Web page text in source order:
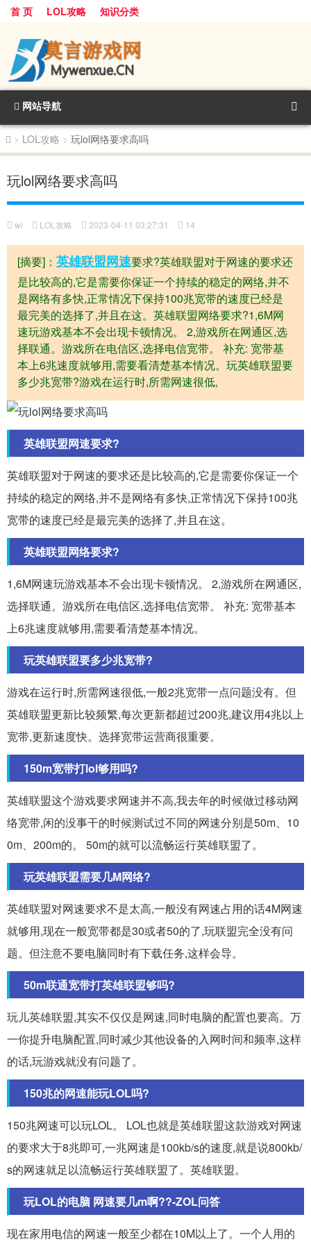
首 页 LOL攻略 知识分类
网站导航
> LOL攻略 > 玩lol网络要求高吗
玩lol网络要求高吗
wl LOL攻略 2023-04-11 03:27:31 14
[摘要]： 英雄联盟网速要求?英雄联盟对于网速的要求还
是比较高的,它是需要你保证一个持续的稳定的网络,并不
是网络有多快,正常情况下保持100兆宽带的速度已经是
最完美的选择了,并且在这。英雄联盟网络要求?1,6M网
速玩游戏基本不会出现卡顿情况。 2,游戏所在网通区,选
择联通。游戏所在电信区,选择电信宽带。 补充: 宽带基
本上6兆速度就够用,需要看清楚基本情况。玩英雄联盟要
多少兆宽带?游戏在运行时,所需网速很低,
英雄联盟网速要求?
英雄联盟对于网速的要求还是比较高的,它是需要你保证一个
持续的稳定的网络,并不是网络有多快,正常情况下保持100兆
宽带的速度已经是最完美的选择了,并且在这。
英雄联盟网络要求?
1,6M网速玩游戏基本不会出现卡顿情况。 2,游戏所在网通区,
选择联通。游戏所在电信区,选择电信宽带。 补充: 宽带基本
上6兆速度就够用,需要看清楚基本情况。
玩英雄联盟要多少兆宽带?
游戏在运行时,所需网速很低,一般2兆宽带一点问题没有。但
英雄联盟更新比较频繁,每次更新都超过200兆,建议用4兆以上
宽带,更新速度快。选择宽带运营商很重要。
150m宽带打lol够用吗?
英雄联盟这个游戏要求网速并不高,我去年的时候做过移动网
络宽带,闲的没事干的时候测试过不同的网速分别是50m、10
0m、200m的。 50m的就可以流畅运行英雄联盟了。
玩英雄联盟需要几M网络?
英雄联盟对网速要求不是太高,一般没有网速占用的话4M网速
就够用,现在一般宽带都是30或者50的了,玩联盟完全没有问
题。但注意不要电脑同时有下载任务,这样会导。
50m联通宽带打英雄联盟够吗?
玩儿英雄联盟,其实不仅仅是网速,同时电脑的配置也要高。万
一你提升电脑配置,同时减少其他设备的入网时间和频率,这样
的话,玩游戏就没有问题了。
150兆的网速能玩LOL吗?
150兆网速可以玩LOL。 LOL也就是英雄联盟这款游戏对网速
的要求大于8兆即可,一兆网速是100kb/s的速度,就是说800kb/
s的网速就足以流畅运行英雄联盟了。英雄联盟。
玩LOL的电脑 网速要几m啊??-ZOL问答
现在家用电信的网速一般至少都在10M以上了。一个人用的